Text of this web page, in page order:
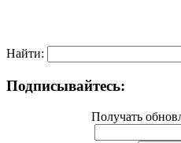
Найти:
Подписывайтесь:
Получать